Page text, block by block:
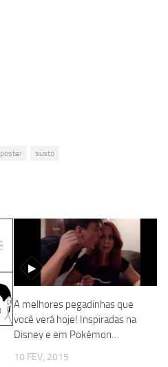
poster susto
A melhores pegadinhas que
você verá hoje! Inspiradas na
Disney e em Pokémon…
10 FEV, 2015